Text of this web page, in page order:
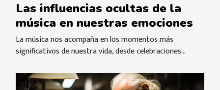
Las influencias ocultas de la
música en nuestras emociones
La música nos acompaña en los momentos más
significativos de nuestra vida, desde celebraciones...